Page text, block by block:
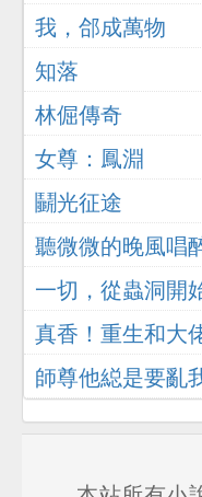
我，郃成萬物
知落
林倔傳奇
女尊：鳳淵
鬭光征途
聽微微的晚風唱
一切，從蟲洞開
真香！重生和大
師尊他縂是要亂